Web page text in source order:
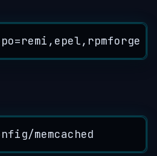
=remi , epel, rpmforge
/memcached